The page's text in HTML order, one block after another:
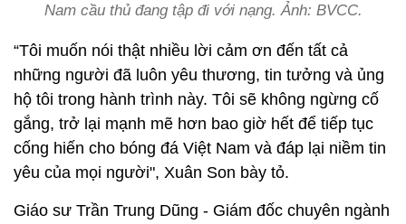
Nam cầu thủ đang tập đi với nạng. Ảnh: BVCC.
“Tôi muốn nói thật nhiều lời cảm ơn đến tất cả
những người đã luôn yêu thương, tin tưởng và ủng
hộ tôi trong hành trình này. Tôi sẽ không ngừng cố
gắng, trở lại mạnh mẽ hơn bao giờ hết để tiếp tục
cống hiến cho bóng đá Việt Nam và đáp lại niềm tin
yêu của mọi người", Xuân Son bày tỏ.
Giáo sư Trần Trung Dũng - Giám đốc chuyên ngành